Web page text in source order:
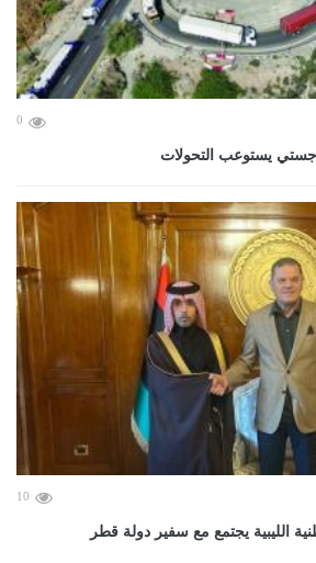
0
يستوعب التحولات
10
الليبية يجتمع مع سفير دولة قطر